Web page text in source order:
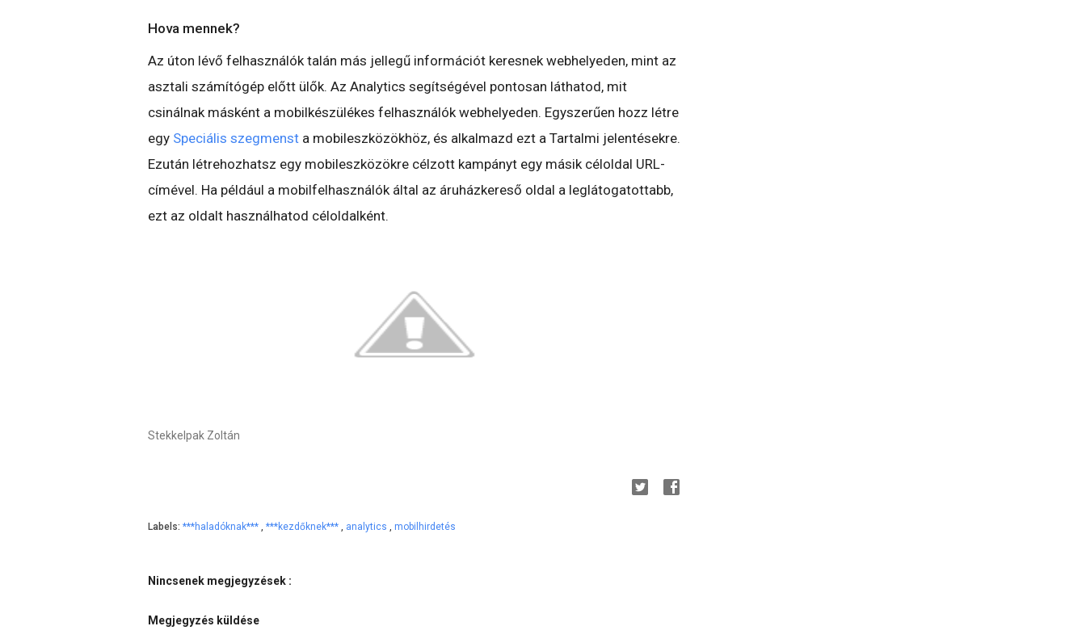
Hova mennek?
Az úton lévő felhasználók talán más jellegű információt keresnek webhelyeden, mint az
asztali számítógép előtt ülők. Az Analytics segítségével pontosan láthatod, mit
csinálnak másként a mobilkészülékes felhasználók webhelyeden. Egyszerűen hozz létre
egy Speciális szegmenst a mobileszközökhöz, és alkalmazd ezt a Tartalmi jelentésekre.
Ezután létrehozhatsz egy mobileszközökre célzott kampányt egy másik céloldal URL-
címével. Ha például a mobilfelhasználók által az áruházkereső oldal a leglátogatottabb,
ezt az oldalt használhatod céloldalként.
Stekkelpak Zoltán
Labels: ***haladóknak*** , ***kezdőknek*** , analytics , mobilhirdetés
Nincsenek megjegyzések :
Megjegyzés küldése